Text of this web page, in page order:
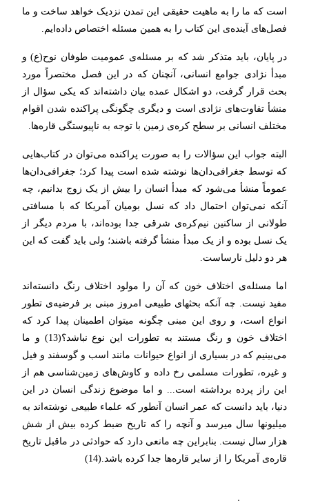
است که ما را به ماهیت حقیقی این تمدن نزدیک خواهد ساخت و ما
فصل‌های آینده‌ی این کتاب را به همین مسئله اختصاص داده‌ایم.
در پایان، باید متذکر شد که بر مسئله‌ی عمومیت طوفان نوح(ع) و
مبدأ نژادی جوامع انسانی، آنچنان که در این فصل مختصراً مورد
بحث قرار گرفت، دو اشکال عمده بیان داشته‌اند که یکی سؤال از
منشأ تفاوت‌های نژادی است و دیگری چگونگی پراکنده شدن اقوام
مختلف انسانی بر سطح کره‌ی زمین با توجه به ناپیوستگی قاره‌ها.
البته جواب این سؤالات را به صورت پراکنده می‌توان در کتاب‌هایی
که توسط جغرافی‌دان‌ها نوشته شده است پیدا کرد؛ جغرافی‌دان‌ها
عموماً منشأ می‌شود که مبدأ انسان را بیش از یک زوج بدانیم، چه
آنکه نمی‌توان احتمال داد که نسل بومیان آمریکا که با مسافتی
طولانی از ساکنین نیم‌کره‌ی شرقی جدا بوده‌اند، با مردم دیگر از
یک نسل بوده و از یک مبدأ منشأ گرفته باشند؛ ولی باید گفت که این
هر دو دلیل نارساست.
اما مسئله‌ی اختلاف خون که آن را مولود اختلاف رنگ دانسته‌اند
مفید نیست. چه آنکه بحثهای طبیعی امروز مبنی بر فرضیه‌ی تطور
انواع است، و روی این مبنی چگونه میتوان اطمینان پیدا کرد که
اختلاف خون و رنگ مستند به تطورات این نوع نباشد؟(13) و ما
می‌بینیم که در بسیاری از انواع حیوانات مانند اسب و گوسفند و فیل
و غیره، تطورات مسلمی رخ داده و کاوش‌های زمین‌شناسی هم از
این راز پرده برداشته است... و اما موضوع زندگی انسان در این
دنیا، باید دانست که عمر انسان آنطور که علماء طبیعی نوشته‌اند به
میلیونها سال میرسد و آنچه را که تاریخ ضبط کرده بیش از شش
هزار سال نیست. بنابراین چه مانعی دارد که حوادثی در ماقبل تاریخ
قاره‌ی آمریکا را از سایر قاره‌ها جدا کرده باشد.(14)